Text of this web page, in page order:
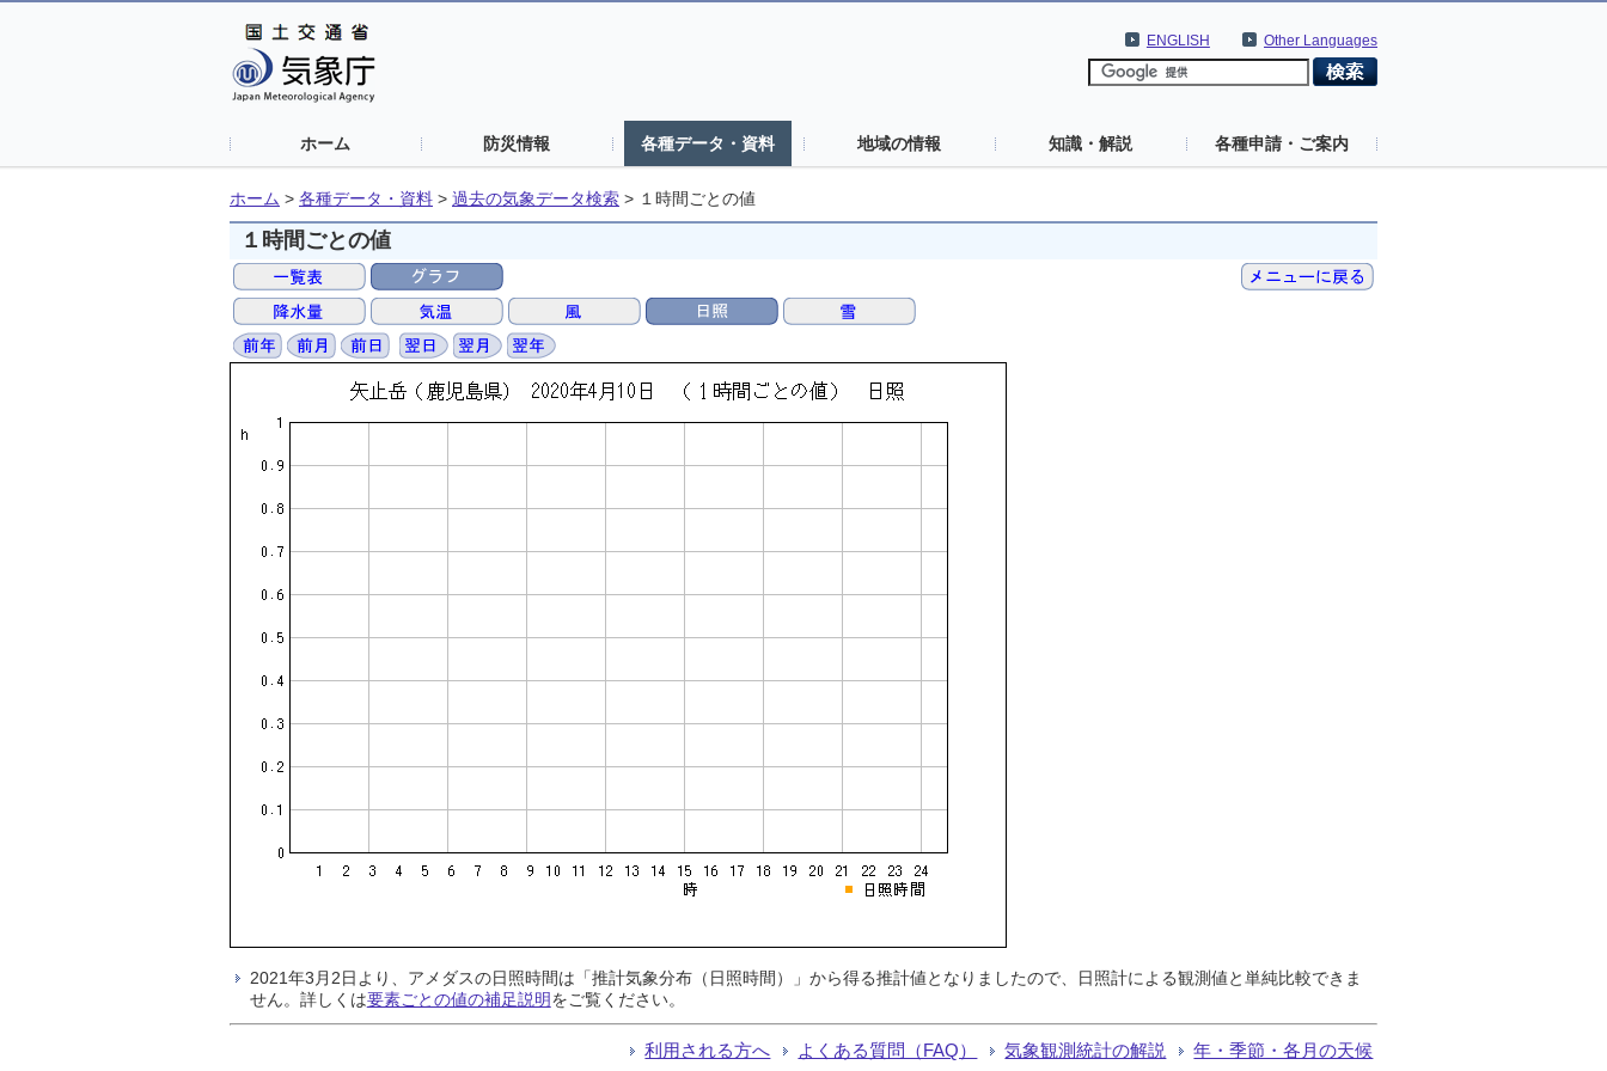
Other Languages
ENGLISH
ホーム 防災情報 各種データ・資料 地域の情報 知識・解説 各種申請・ご案内
ホーム > 各種データ・資料 > 過去の気象データ検索 > １時間ごとの値
１時間ごとの値
2021年3月2日より、アメダスの日照時間は「推計気象分布（日照時間）」から得る推計値となりましたので、日照計による観測値と単純比較できま
せん。詳しくは要素ごとの値の補足説明をご覧ください。
利用される方へ よくある質問（FAQ） 気象観測統計の解説 年・季節・各月の天候